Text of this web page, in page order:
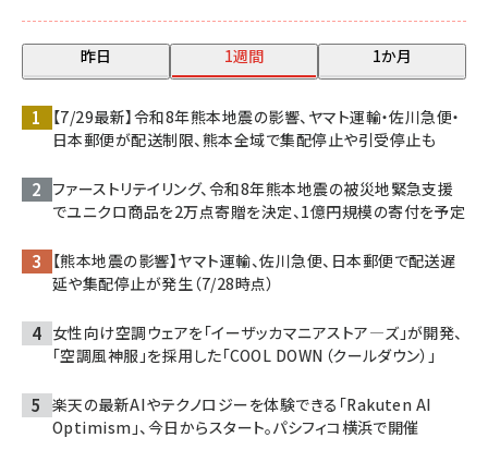
昨日 1週間 1か月
【7/29最新】令和8年熊本地震の影響、ヤマト運輸・佐川急便・
日本郵便が配送制限、熊本全域で集配停止や引受停止も
ファーストリテイリング、令和8年熊本地震の被災地緊急支援
でユニクロ商品を2万点寄贈を決定、1億円規模の寄付を予定
【熊本地震の影響】ヤマト運輸、佐川急便、日本郵便で配送遅
延や集配停止が発生（7/28時点）
女性向け空調ウェアを「イーザッカマニアストア―ズ」が開発、
「空調風神服」を採用した「COOL DOWN（クールダウン）」
楽天の最新AIやテクノロジーを体験できる「Rakuten AI
Optimism」、今日からスタート。パシフィコ横浜で開催